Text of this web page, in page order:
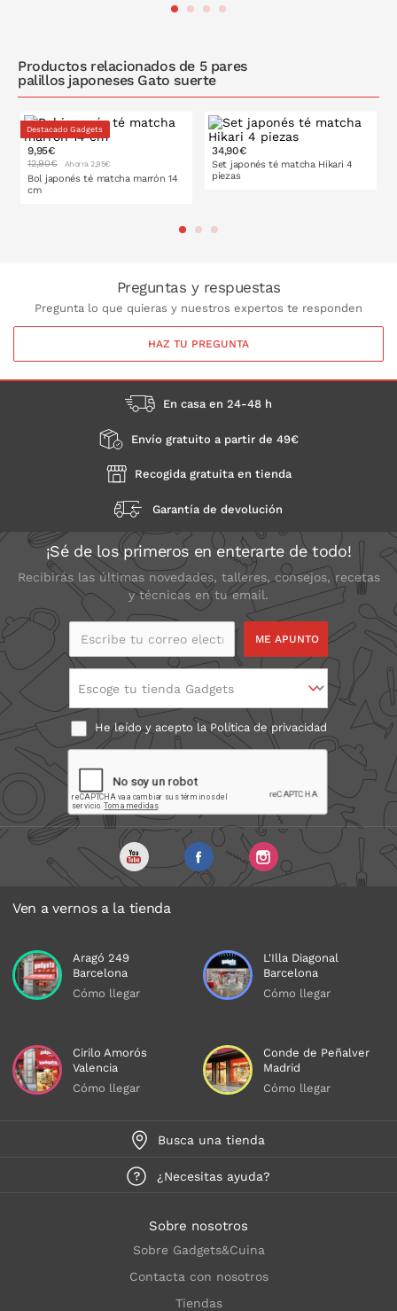
Productos relacionados de 5 pares
palillos japoneses Gato suerte
Destacado Gadgets
9,95€
12,90€ Ahorra 2,95€
Bol japonés té matcha marrón 14
cm
34,90€
Set japonés té matcha Hikari 4
piezas
Preguntas y respuestas
Pregunta lo que quieras y nuestros expertos te responden
HAZ TU PREGUNTA
En casa en 24-48 h
Envío gratuito a partir de 49€
Recogida gratuita en tienda
Garantía de devolución
¡Sé de los primeros en enterarte de todo!
Recibirás las últimas novedades, talleres, consejos, recetas
y técnicas en tu email.
Escribe tu correo
Escoge tu tienda Gadgets
He leído y acepto laPolítica de privacidad
Ven a vernos a la tienda
Aragó 249
Barcelona
Cómo llegar
L'Illa Diagonal
Barcelona
Cómo llegar
Cirilo Amorós
Valencia
Cómo llegar
Conde de Peñalver
Madrid
Cómo llegar
Busca una tienda
¿Necesitas ayuda?
Sobre nosotros
Sobre Gadgets&Cuina
Contacta con nosotros
Tiendas